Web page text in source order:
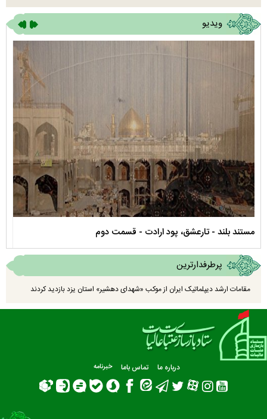
ویدیو
مستند بلند - تارعشق، پود ارادت - قسمت دوم
پرطرفدارترین
مقامات ارشد دیپلماتیک ایران از موکب «شهدای دهشیر» استان یزد بازدید کردند
درباره ما تماس باما خبرنامه